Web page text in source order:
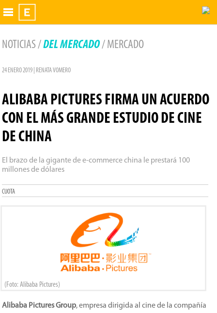
Exhibidor
NOTICIAS /DEL MERCADO/ MERCADO
24 ENERO 2019 | RENATA VOMERO
ALIBABA PICTURES FIRMA UN ACUERDO
CON EL MÁS GRANDE ESTUDIO DE CINE
DE CHINA
El brazo de la gigante de e-commerce china le prestará 100
millones de dólares
CUOTA
(Foto: Alibaba Pictures)
Alibaba Pictures Group, empresa dirigida al cine de la compañía